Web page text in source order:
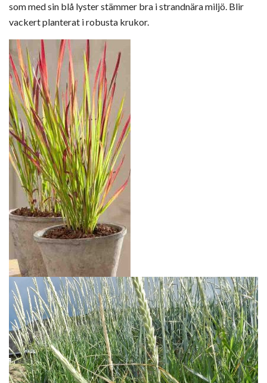
som med sin blå lyster stämmer bra i strandnära miljö. Blir
vackertplanterat i robusta krukor.